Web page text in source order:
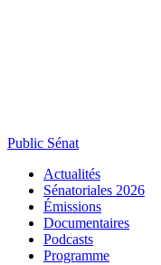
Public Sénat
Actualités
Sénatoriales 2026
Émissions
Documentaires
Podcasts
Programme